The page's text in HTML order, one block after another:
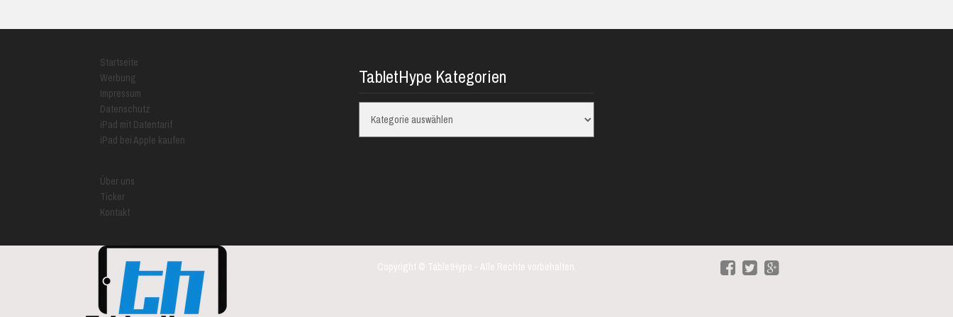
Startseite
Werbung
Impressum
Datenschutz
iPad mit Datentarif
iPad bei Apple kaufen
Über uns
Ticker
Kontakt
TabletHype Kategorien
Kategorien
Copyright © TabletHype - Alle Rechte vorbehalten.